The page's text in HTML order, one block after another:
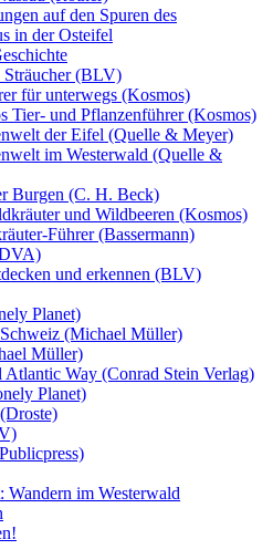
auf den Spuren des
in der Osteifel
Sträucher (BLV)
für unterwegs (Kosmos)
Tier- und Pflanzenführer (Kosmos)
der Eifel (Quelle & Meyer)
im Westerwald (Quelle &
Burgen (C. H. Beck)
und Wildbeeren (Kosmos)
Führer (Bassermann)
und erkennen (BLV)
Planet)
(Michael Müller)
Müller)
Way (Conrad Stein Verlag)
Planet)
Wandern im Westerwald